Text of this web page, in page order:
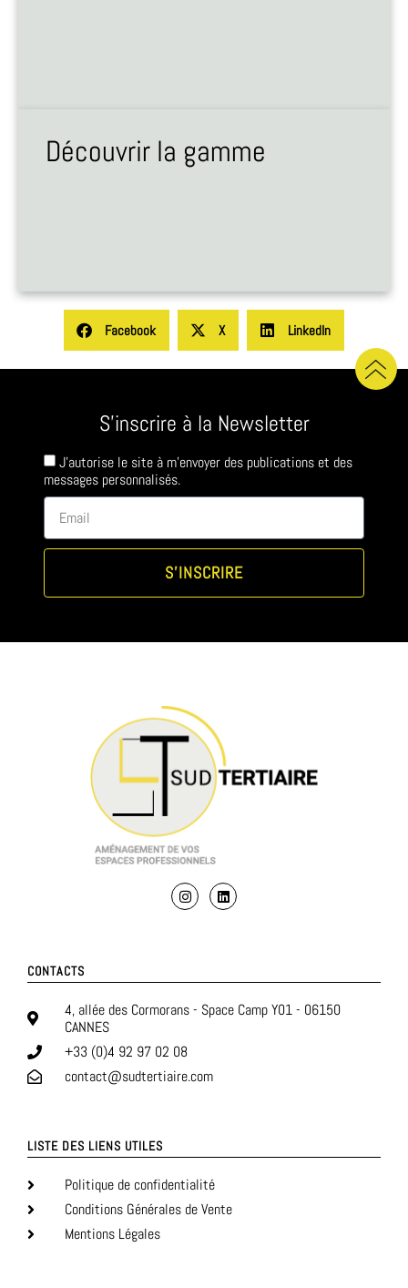
Découvrir la gamme
Facebook X LinkedIn
S'inscrire à la Newsletter
J'autorise le site à m'envoyer des publications et des
messages personnalisés.
S'INSCRIRE
CONTACTS
4, allée des Cormorans - Space Camp Y01 - 06150
CANNES
+33 (0)4 92 97 02 08
contact@sudtertiaire.com
LISTE DES LIENS UTILES
Politique de confidentialité
Conditions Générales de Vente
Mentions Légales